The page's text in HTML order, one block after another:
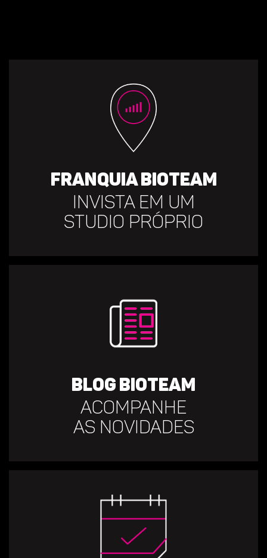
Franquia Bioteam
Invista em um
studio próprio
Blog Bioteam
Acompanhe
as novidades